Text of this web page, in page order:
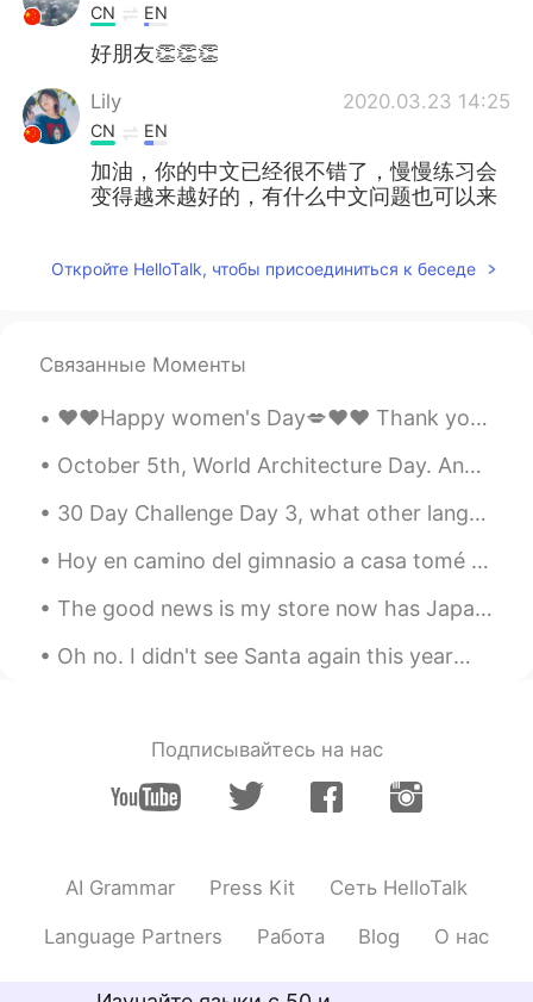
CN EN
好朋友👏👏👏
Lily 2020.03.23 14:25
CN EN
加油，你的中文已经很不错了，慢慢练习会
变得越来越好的，有什么中文问题也可以来
我来中过得时候，交中国朋友
因为，沟通太 难 了。
我
太懂他们说
我越来越丧 气。
但是， 当我们有沟通的时候，我
化。
Откройте HelloTalk, чтобы присоединиться к беседе
Связанные Моменты
❤️❤️Happy women's Day💋❤️❤️ Thank you for those who wished me and I'm sorry that I didn't know th...
October 5th, World Architecture Day. And throwback as I did a silent contemplation while takin' t...
30 Day Challenge Day 3, what other languages do you speak/want to speak? 现在我只会说英语和一点汉语。除了汉语和他加禄语...
Hoy en camino del gimnasio a casa tomé unas fotos de un campo. Siempre paso por allí pero hoy el ...
The good news is my store now has Japanese Kobe Wagu😁 The bad news is at $30 a pound/$66 kilogram...
Oh no. I didn't see Santa again this year😕. But I know he was here because someone drank all the...
Подписывайтесь на нас
AI Grammar Press Kit Сеть HelloTalk
Language Partners Работа Blog О нас